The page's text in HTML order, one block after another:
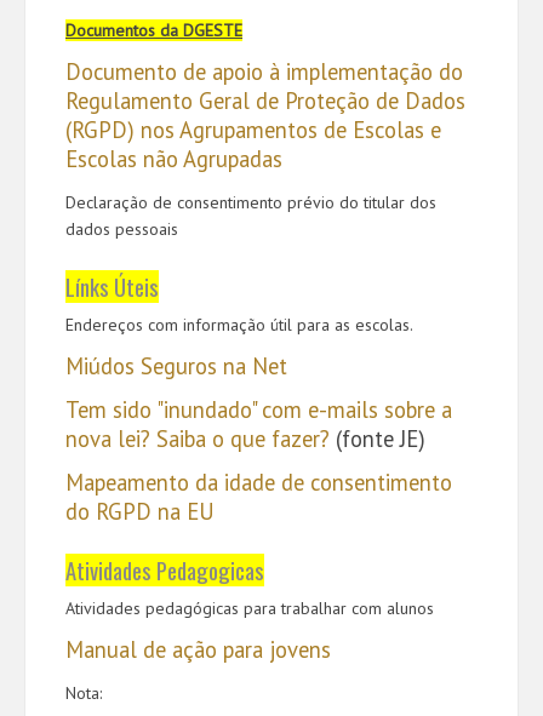
Documentos da DGESTE
Documento de apoio à implementação do
Regulamento Geral de Proteção de Dados
(RGPD) nos Agrupamentos de Escolas e
Escolas não Agrupadas
Declaração de consentimento prévio do titular dos
dados pessoais
Línks Úteis
Endereços com informação útil para as escolas.
Miúdos Seguros na Net
Tem sido "inundado" com e-mails sobre a
nova lei? Saiba o que fazer? (fonte JE)
Mapeamento da idade de consentimento
do RGPD na EU
Atividades Pedagogicas
Atividades pedagógicas para trabalhar com alunos
Manual de ação para jovens
Nota: